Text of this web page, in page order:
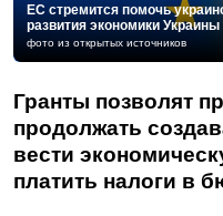
ЕС стремится помочь
развития экономики Украины
фото из открытых источников
Гранты позволят
продолжать
вести
платить налоги в